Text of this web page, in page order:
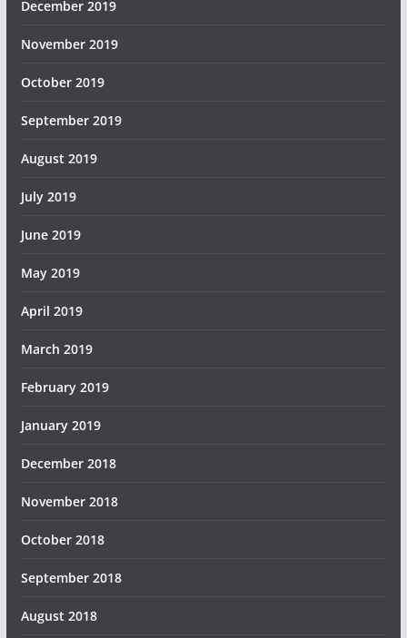
December 2019
November 2019
October 2019
September 2019
August 2019
July 2019
June 2019
May 2019
April 2019
March 2019
February 2019
January 2019
December 2018
November 2018
October 2018
September 2018
August 2018